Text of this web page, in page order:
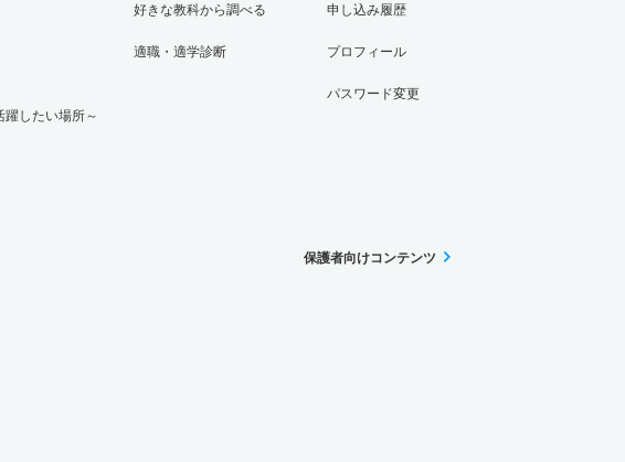
躍したい場所～
好きな教科から調べる
適職・適学診断
申し込み履歴
プロフィール
パスワード変更
保護者向けコンテンツ